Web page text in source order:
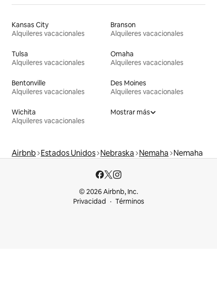
Kansas City
Alquileres vacacionales
Branson
Alquileres vacacionales
Tulsa
Alquileres vacacionales
Omaha
Alquileres vacacionales
Bentonville
Alquileres vacacionales
Des Moines
Alquileres vacacionales
Wichita
Alquileres vacacionales
Mostrar más
Airbnb Estados Unidos Nebraska Nemaha Nemaha
© 2026 Airbnb, Inc.
Privacidad
Términos